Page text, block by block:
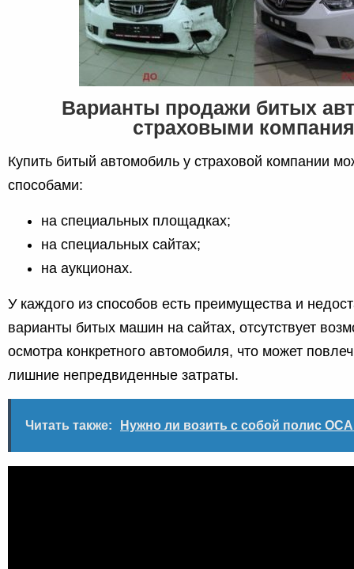
Варианты продажи битых
страховыми
Купить битый автомобиль у страховой компании
способами:
на специальных площадках;
на специальных сайтах;
на аукционах.
У каждого из способов есть преимущества и
варианты битых машин на сайтах, отсутствует
осмотра конкретного автомобиля, что может
лишние непредвиденные затраты.
Читать также: Нужно ли возить с собой полис